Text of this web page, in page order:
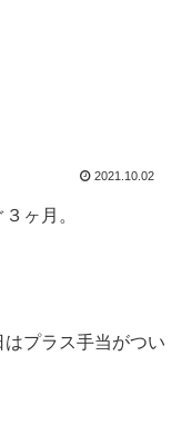
2021.10.02
ヶ月。
プラス手当がつい